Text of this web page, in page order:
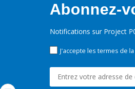
Abonnez-
Notifications sur Project
J'accepte les termes de la